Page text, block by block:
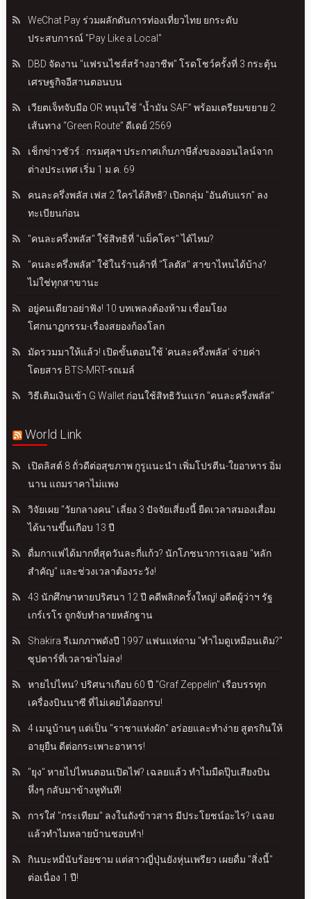
WeChat Pay ร่วมผลักดันการท่องเที่ยวไทย ยกระดับ
ประสบการณ์ "Pay Like a Local"
DBD จัดงาน "แฟรนไชส์สร้างอาชีพ" โรดโชว์ครั้งที่ 3 กระตุ้น
เศรษฐกิจอีสานตอนบน
เวียตเจ็ทจับมือ OR หนุนใช้ “น้ำมัน SAF” พร้อมเตรียมขยาย 2
เส้นทาง “Green Route” ดีเดย์ 2569
เช็กข่าวชัวร์ : กรมศุลฯ ประกาศเก็บภาษีสั่งของออนไลน์จาก
ต่างประเทศ เริ่ม 1 ม.ค. 69
คนละครึ่งพลัส เฟส 2 ใครได้สิทธิ? เปิดกลุ่ม "อันดับแรก" ลง
ทะเบียนก่อน
"คนละครึ่งพลัส" ใช้สิทธิที่ "แม็คโคร" ได้ไหม?
"คนละครึ่งพลัส" ใช้ในร้านค้าที่ "โลตัส" สาขาไหนได้บ้าง?
ไม่ใช่ทุกสาขานะ
อยู่คนเดียวอย่าฟัง! 10 บทเพลงต้องห้าม เชื่อมโยง
โศกนาฏกรรม-เรื่องสยองก้องโลก
มัดรวมมาให้แล้ว! เปิดขั้นตอนใช้ 'คนละครึ่งพลัส' จ่ายค่า
โดยสาร BTS-MRT-รถเมล์
วิธีเติมเงินเข้า G Wallet ก่อนใช้สิทธิวันแรก "คนละครึ่งพลัส"
World Link
เปิดลิสต์ 8 ถั่วดีต่อสุขภาพ กูรูแนะนำ เพิ่มโปรตีน-ใยอาหาร อิ่ม
นาน แถมราคาไม่แพง
วิจัยเผย "วัยกลางคน" เลี่ยง 3 ปัจจัยเสี่ยงนี้ ยืดเวลาสมองเสื่อม
ได้นานขึ้นเกือบ 13 ปี
ดื่มกาแฟได้มากที่สุดวันละกี่แก้ว? นักโภชนาการเฉลย "หลัก
สำคัญ" และช่วงเวลาต้องระวัง!
43 นักศึกษาหายปริศนา 12 ปี คดีพลิกครั้งใหญ่! อดีตผู้ว่าฯ รัฐ
เกร์เรโร ถูกจับทำลายหลักฐาน
Shakira รีเมกภาพดังปี 1997 แฟนแห่ถาม "ทำไมดูเหมือนเดิม?"
ซุปตาร์ที่เวลาฆ่าไม่ลง!
หายไปไหน? ปริศนาเกือบ 60 ปี "Graf Zeppelin" เรือบรรทุก
เครื่องบินนาซี ที่ไม่เคยได้ออกรบ!
4 เมนูบ้านๆ แต่เป็น "ราชาแห่งผัก" อร่อยและทำง่าย สูตรกินให้
อายุยืน ดีต่อกระเพาะอาหาร!
"ยุง" หายไปไหนตอนเปิดไฟ? เฉลยแล้ว ทำไมมืดปุ๊บเสียงบิน
หึ่งๆ กลับมาข้างหูทันที!
การใส่ "กระเทียม" ลงในถังข้าวสาร มีประโยชน์อะไร? เฉลย
แล้วทำไมหลายบ้านชอบทำ!
กินบะหมี่นับร้อยชาม แต่สาวญี่ปุ่นยังหุ่นเพรียว เผยดื่ม "สิ่งนี้"
ต่อเนื่อง 1 ปี!